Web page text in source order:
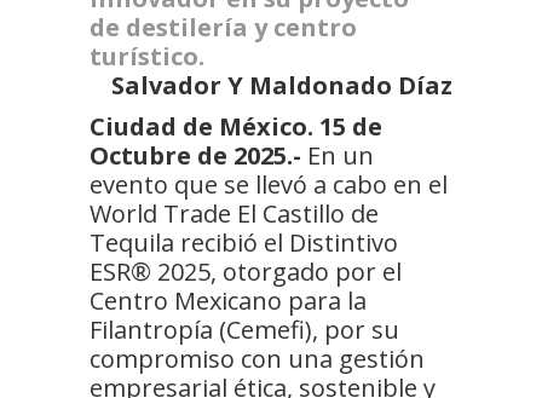
de destilería y centro
turístico.
Salvador Y Maldonado Díaz
Ciudad de México. 15 de
Octubre de 2025.- En un
evento que se llevó a cabo en el
World Trade El Castillo de
Tequila recibió el Distintivo
ESR®️ 2025, otorgado por el
Centro Mexicano para la
Filantropía (Cemefi), por su
compromiso con una gestión
empresarial ética, sostenible y